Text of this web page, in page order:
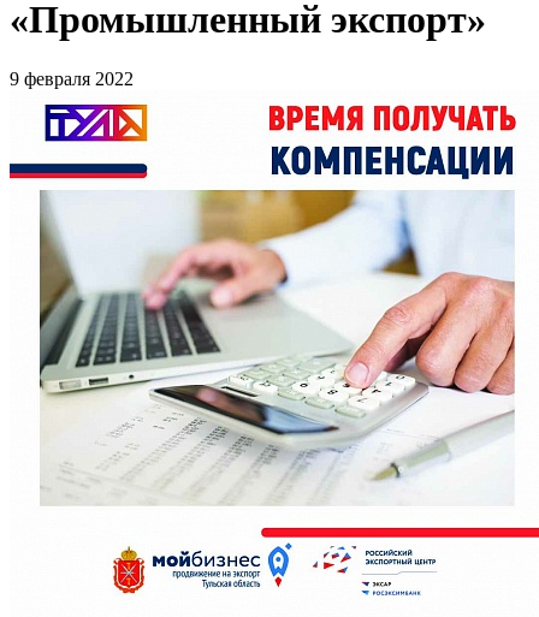
«Промышленный экспорт»
9 февраля 2022